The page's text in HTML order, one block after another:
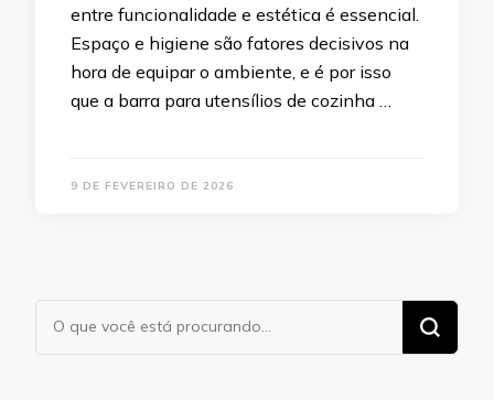
entre funcionalidade e estética é essencial.
Espaço e higiene são fatores decisivos na
hora de equipar o ambiente, e é por isso
que a barra para utensílios de cozinha …
9 DE FEVEREIRO DE 2026
Procurando